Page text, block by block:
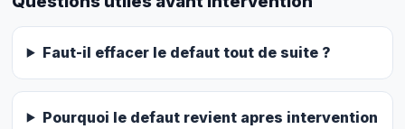
Faut-il effacer le defaut tout de suite ?
Pourquoi le defaut revient apres intervention